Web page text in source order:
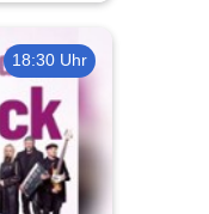
18:30 Uhr